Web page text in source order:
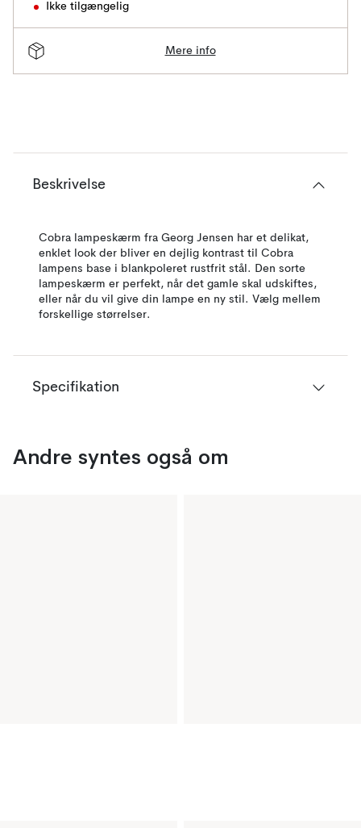
Ikke tilgængelig
Mere info
Beskrivelse
Cobra lampeskærm fra Georg Jensen har et delikat,
enklet look der bliver en dejlig kontrast til Cobra
lampens base i blankpoleret rustfrit stål. Den sorte
lampeskærm er perfekt, når det gamle skal udskiftes,
eller når du vil give din lampe en ny stil. Vælg mellem
forskellige størrelser.
Specifikation
Andre syntes også om